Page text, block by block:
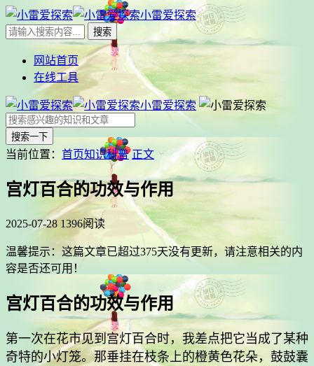
小雷爱探索
网站首页
在线工具
小雷爱探索
搜索一下
当前位置： 首页知识科普 正文
宫灯百合的功效与作用
2025-07-28 1396阅读
温馨提示：这篇文章已超过375天没有更新，请注意相关的内
容是否还可用！
宫灯百合的功效与作用
第一次在花市见到宫灯百合时，我差点把它当成了某种
奇特的小灯笼。那垂挂在枝条上的橙黄色花朵，鼓鼓囊